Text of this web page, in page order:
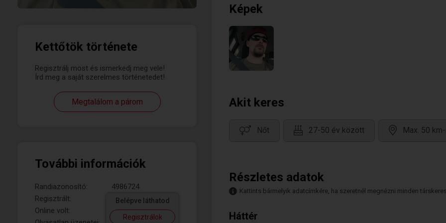
Kettőtök története
Regisztrálj most és ismerkedj meg vele!
Írd meg a saját szerelmes történetedet!
Megtalálom a párom
További információk
Randiazonosító:
4986724
Regisztrált:
Online volt:
Belépve láthatod
Regisztrálok
Képek
Akit keres
Nőt 27-50 év között Max. 50
Részletes adatok
Kattints bármelyik adatcímkére, ha szeretnél megnézni minden
Háttér